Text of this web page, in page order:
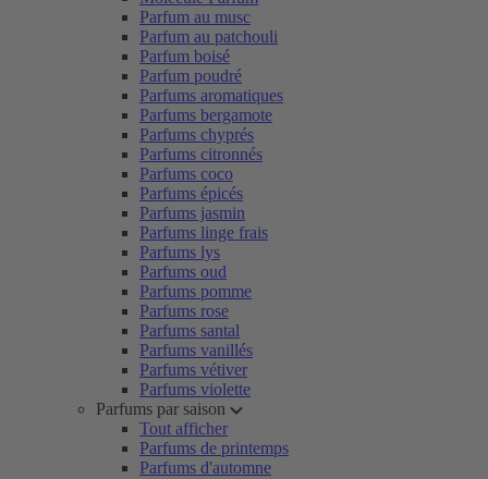
Parfum au musc
Parfum au patchouli
Parfum boisé
Parfum poudré
Parfums aromatiques
Parfums bergamote
Parfums chyprés
Parfums citronnés
Parfums coco
Parfums épicés
Parfums jasmin
Parfums linge frais
Parfums lys
Parfums oud
Parfums pomme
Parfums rose
Parfums santal
Parfums vanillés
Parfums vétiver
Parfums violette
Parfums par saison
Tout afficher
Parfums de printemps
Parfums d'automne